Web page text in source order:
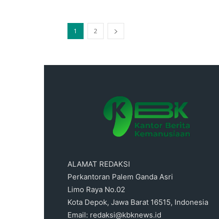
1 2
ALAMAT REDAKSI
Perkantoran Palem Ganda Asri
Limo Raya No.02
Kota Depok, Jawa Barat 16515, Indonesia
Email: redaksi@kbknews.id